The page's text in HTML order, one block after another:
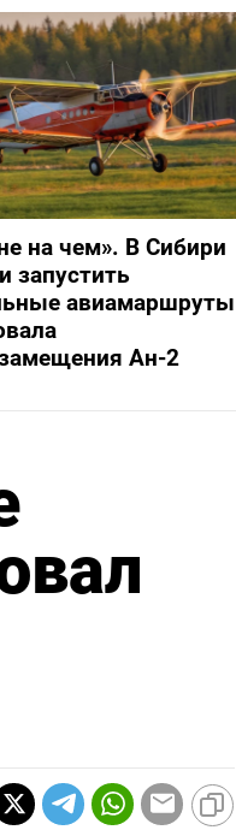
на чем». В Сибири
запустить
авиамаршруты
Ан-2